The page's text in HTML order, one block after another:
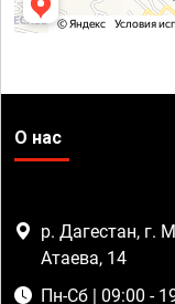
О нас
р. Дагестан, г.
Атаева, 14
Пн-Сб | 09:00 -